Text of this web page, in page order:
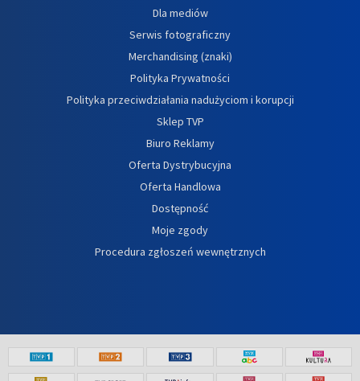
Dla mediów
Serwis fotograficzny
Merchandising (znaki)
Polityka Prywatności
Polityka przeciwdziałania nadużyciom i korupcji
Sklep TVP
Biuro Reklamy
Oferta Dystrybucyjna
Oferta Handlowa
Dostępność
Moje zgody
Procedura zgłoszeń wewnętrznych